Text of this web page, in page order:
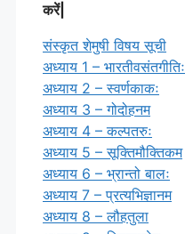
करें|
संस्कृत शेमुषी विषय सूची
अध्याय 1 – भारतीवसंतगीतिः
अध्याय 2 – स्वर्णकाकः
अध्याय 3 – गोदोहनम
अध्याय 4 – कल्पतरुः
अध्याय 5 – सूक्तिमौक्तिकम
अध्याय 6 – भ्रान्तो बालः
अध्याय 7 – प्रत्यभिज्ञानम
अध्याय 8 – लौहतुला